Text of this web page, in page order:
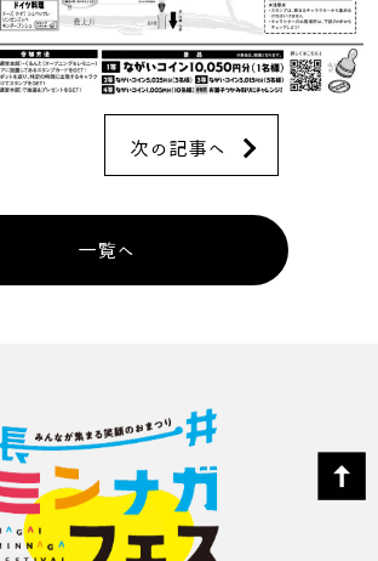
次の記事へ
一覧へ